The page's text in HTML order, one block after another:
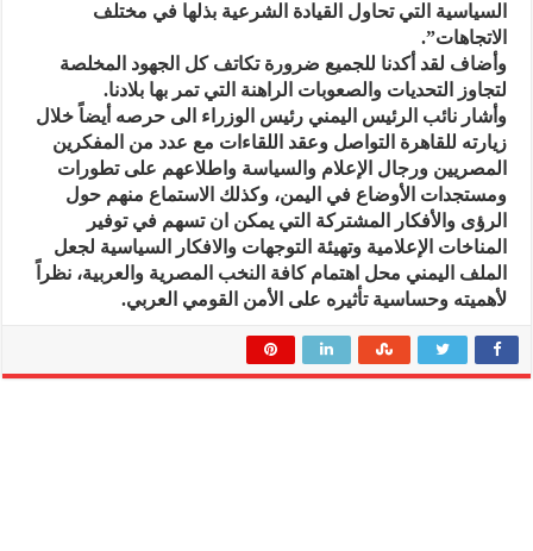
السياسية التي تحاول القيادة الشرعية بذلها في مختلف
الاتجاهات”.
وأضاف لقد أكدنا للجميع ضرورة تكاتف كل الجهود المخلصة
لتجاوز التحديات والصعوبات الراهنة التي تمر بها بلادنا.
وأشار نائب الرئيس اليمني رئيس الوزراء الى حرصه أيضاً خلال
زيارته للقاهرة التواصل وعقد اللقاءات مع عدد من المفكرين
المصريين ورجال الإعلام والسياسة واطلاعهم على تطورات
ومستجدات الأوضاع في اليمن، وكذلك الاستماع منهم حول
الرؤى والأفكار المشتركة التي يمكن ان تسهم في توفير
المناخات الإعلامية وتهيئة التوجهات والافكار السياسية لجعل
الملف اليمني محل اهتمام كافة النخب المصرية والعربية، نظراً
لأهميته وحساسية تأثيره على الأمن القومي العربي.